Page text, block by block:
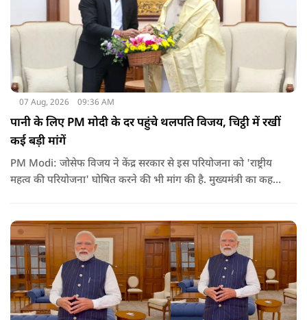
07 Aug, 2026 09:36 AM
पानी के लिए PM मोदी के दर पहुंचे थलपति विजय, चिट्ठी में रखीं
कई बड़ी मांगें
PM Modi: जोसेफ विजय ने केंद्र सरकार से इस परियोजना को 'राष्ट्रीय
महत्व की परियोजना' घोषित करने की भी मांग की है. मुख्यमंत्री का कहना
की समस्या को काफी हद तक कम किया जा सकता है.